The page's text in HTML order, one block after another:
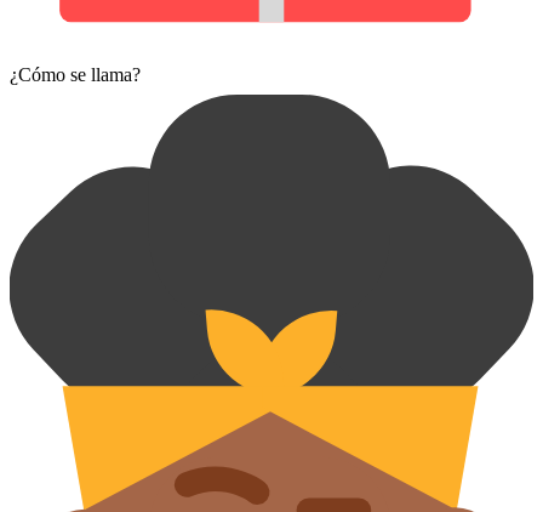
¿Cómo se llama?